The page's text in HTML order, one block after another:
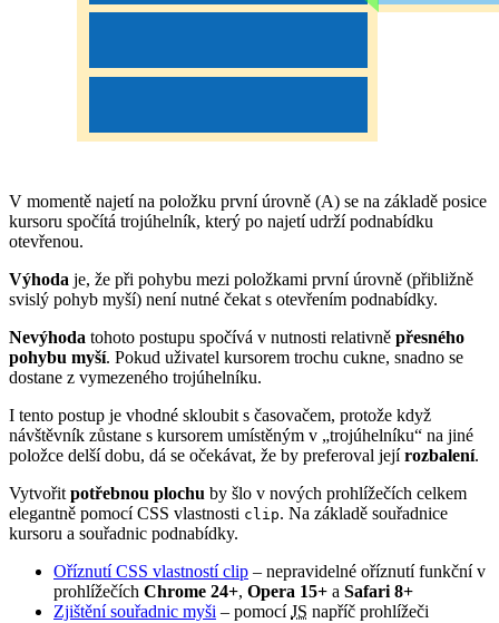
V momentě najetí na položku první úrovně (A) se na základě posice
kursoru spočítá trojúhelník, který po najetí udrží podnabídku
otevřenou.
Výhoda je, že při pohybu mezi položkami první úrovně (přibližně
svislý pohyb myší) není nutné čekat s otevřením podnabídky.
Nevýhoda tohoto postupu spočívá v nutnosti relativně přesného
pohybu myší. Pokud uživatel kursorem trochu cukne, snadno se
dostane z vymezeného trojúhelníku.
I tento postup je vhodné skloubit s časovačem, protože když
návštěvník zůstane s kursorem umístěným v „trojúhelníku“ na jiné
položce delší dobu, dá se očekávat, že by preferoval jejírozbalení.
Vytvořit potřebnou plochu by šlo v nových prohlížečích celkem
elegantně pomocí CSS vlastnosti clip. Na základě souřadnice
kursoru a souřadnic podnabídky.
Oříznutí CSS vlastností clip – nepravidelné oříznutí funkční v
prohlížečích Chrome 24+, Opera 15+ a Safari 8+
Zjištění souřadnic myši – pomocíJS napříč prohlížeči